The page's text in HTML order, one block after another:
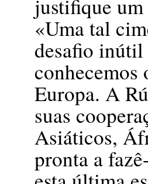
justifique
«Uma tal
desafio
conhecemos
Europa. A
suas
Asiáticos,
pronta a